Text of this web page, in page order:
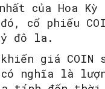
của Hoa Kỳ
cổ phiếu
đô la.
giá COIN
nghĩa là